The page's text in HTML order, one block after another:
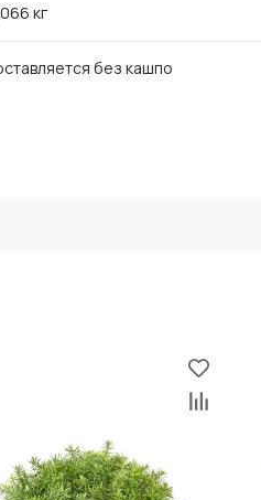
кг
без кашпо